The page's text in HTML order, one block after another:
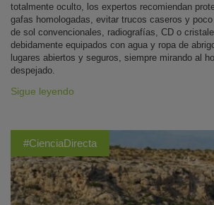
totalmente oculto, los expertos recomiendan
gafas homologadas, evitar trucos caseros y
de sol convencionales, radiografías, CD o
debidamente equipados con agua y ropa de
lugares abiertos y seguros, siempre mirando al
despejado.
Sigue leyendo
#CienciaDirecta